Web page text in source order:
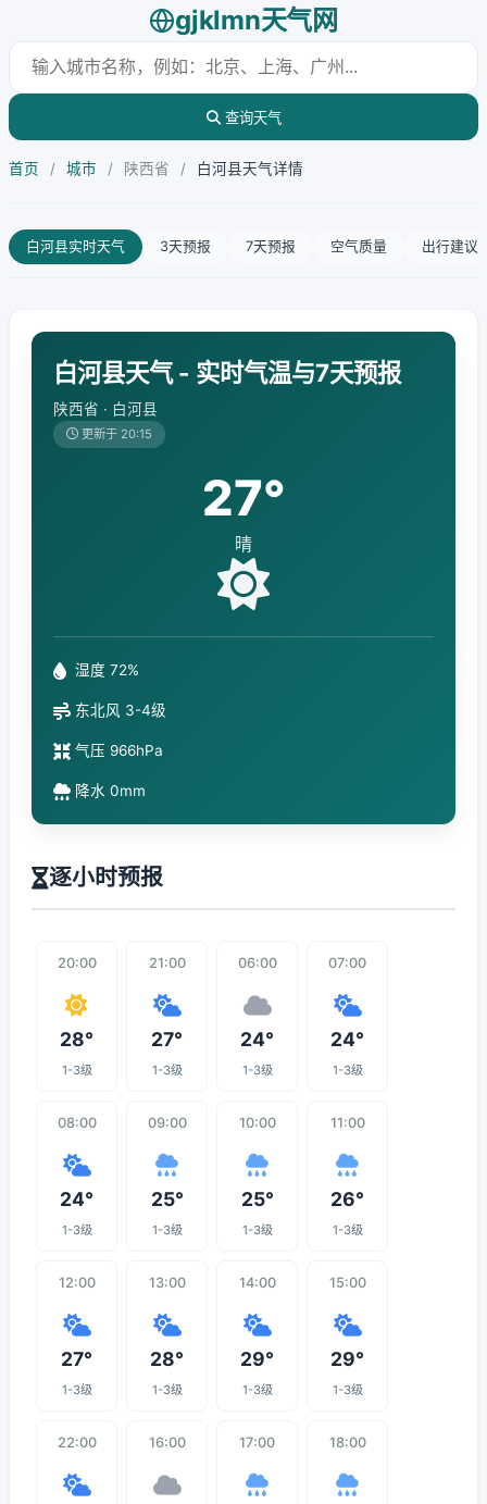
gjklmn天气网
查询天气
首页 / 城市 / 陕西省 / 白河县天气详情
白河县实时天气 3天预报 7天预报 空气质量 出行建议
白河县天气 - 实时气温与7天预报
陕西省 · 白河县
更新于 20:15
27°
晴
湿度 72%
东北风 3-4级
气压 966hPa
降水 0mm
逐小时预报
20:00
28°
1-3级
21:00
27°
1-3级
06:00
24°
1-3级
07:00
24°
1-3级
08:00
24°
1-3级
09:00
25°
1-3级
10:00
25°
1-3级
11:00
26°
1-3级
12:00
27°
1-3级
13:00
28°
1-3级
14:00
29°
1-3级
15:00
29°
1-3级
22:00 16:00 17:00 18:00